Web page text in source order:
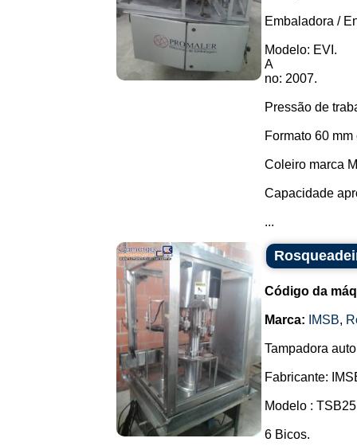
Embaladora /
Modelo: EVI.
A
no: 2007.
Pressão de
Formato 60
Coleiro marca
Capacidade
...
Código da
Marca: IMSB,
Tampadora
Fabricante:
Modelo :
6 Bicos.